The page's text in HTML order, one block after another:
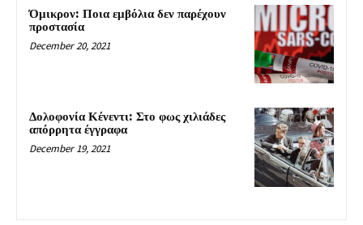
Όμικρον: Ποια εμβόλια δεν παρέχουν
προστασία
December 20, 2021
Δολοφονία Κένεντι: Στο φως χιλιάδες
απόρρητα έγγραφα
December 19, 2021